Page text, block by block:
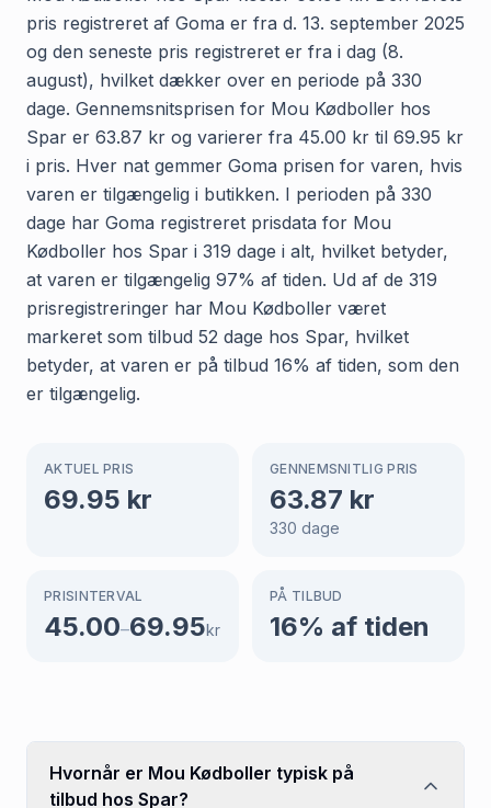
pris registreret af Goma er fra d. 13. september 2025
og den seneste pris registreret er fra i dag (8.
august), hvilket dækker over en periode på 330
dage. Gennemsnitsprisen for Mou Kødboller hos
Spar er 63.87 kr og varierer fra 45.00 kr til 69.95 kr
i pris. Hver nat gemmer Goma prisen for varen, hvis
varen er tilgængelig i butikken. I perioden på 330
dage har Goma registreret prisdata for Mou
Kødboller hos Spar i 319 dage i alt, hvilket betyder,
at varen er tilgængelig 97% af tiden. Ud af de 319
prisregistreringer har Mou Kødboller været
markeret som tilbud 52 dage hos Spar, hvilket
betyder, at varen er på tilbud 16% af tiden, som den
er tilgængelig.
AKTUEL PRIS
69.95 kr
GENNEMSNITLIG PRIS
63.87 kr
330 dage
PRISINTERVAL
45.00–69.95kr
PÅ TILBUD
16% af tiden
Hvornår er Mou Kødboller typisk på
tilbud hos Spar?